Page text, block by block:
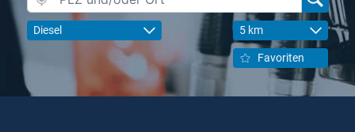
Diesel 5 km
Favoriten